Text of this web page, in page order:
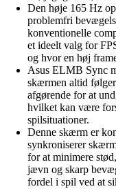
Den høje 165 Hz
problemfri
konventionelle
et ideelt valg for
og hvor en høj
Asus ELMB Sync
skærmen altid
afgørende for at
hvilket kan være
spilsituationer.
Denne skærm er
synkroniserer
for at minimere
jævn og skarp
fordel i spil ved at